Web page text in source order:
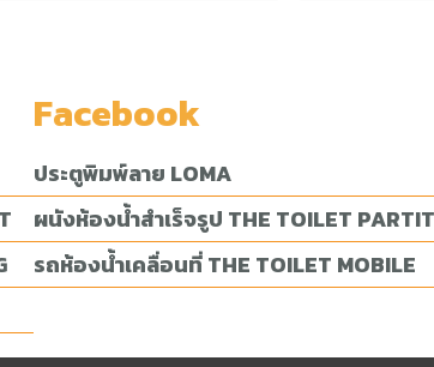
Facebook
ประตูพิมพ์ลาย LOMA
ผนังห้องน้ำสำเร็จรูป THE TOILET
รถห้องน้ำเคลื่อนที่ THE TOILET MOBILE